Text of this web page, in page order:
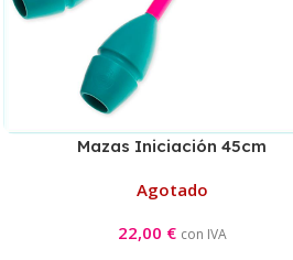
Mazas Iniciación 45cm
Agotado
22,00 € con IVA